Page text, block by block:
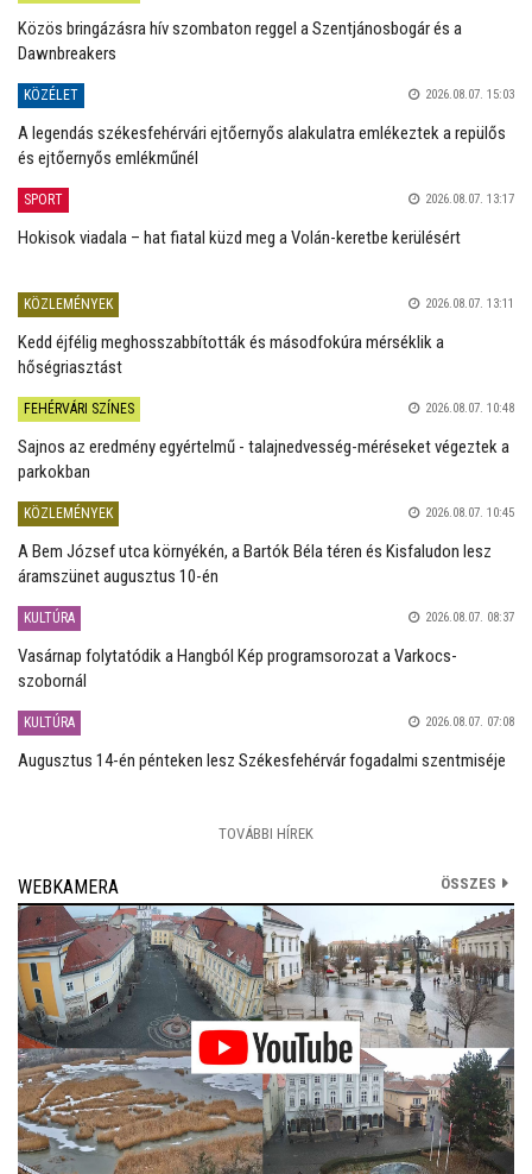
Közös bringázásra hív szombaton reggel a Szentjánosbogár és a
Dawnbreakers
KÖZÉLET 2026.08.07. 15:03
A legendás székesfehérvári ejtőernyős alakulatra emlékeztek a repülős
és ejtőernyős emlékműnél
SPORT 2026.08.07. 13:17
Hokisok viadala – hat fiatal küzd meg a Volán-keretbe kerülésért
KÖZLEMÉNYEK 2026.08.07. 13:11
Kedd éjfélig meghosszabbították és másodfokúra mérséklik a
hőségriasztást
FEHÉRVÁRI SZÍNES 2026.08.07. 10:48
Sajnos az eredmény egyértelmű - talajnedvesség-méréseket végeztek a
parkokban
KÖZLEMÉNYEK 2026.08.07. 10:45
A Bem József utca környékén, a Bartók Béla téren és Kisfaludon lesz
áramszünet augusztus 10-én
KULTÚRA 2026.08.07. 08:37
Vasárnap folytatódik a Hangból Kép programsorozat a Varkocs-
szobornál
KULTÚRA 2026.08.07. 07:08
Augusztus 14-én pénteken lesz Székesfehérvár fogadalmi szentmiséje
TOVÁBBI HÍREK
WEBKAMERA ÖSSZES